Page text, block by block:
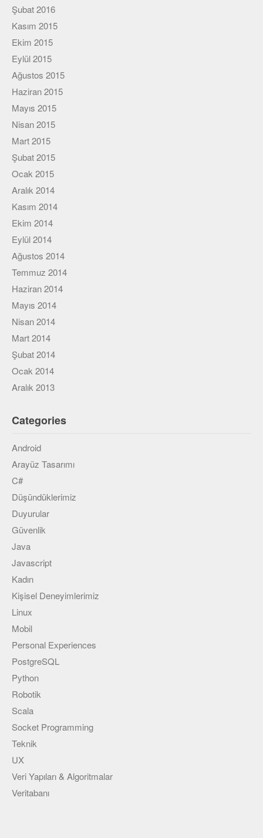
Şubat 2016
Kasım 2015
Ekim 2015
Eylül 2015
Ağustos 2015
Haziran 2015
Mayıs 2015
Nisan 2015
Mart 2015
Şubat 2015
Ocak 2015
Aralık 2014
Kasım 2014
Ekim 2014
Eylül 2014
Ağustos 2014
Temmuz 2014
Haziran 2014
Mayıs 2014
Nisan 2014
Mart 2014
Şubat 2014
Ocak 2014
Aralık 2013
Categories
Android
Arayüz Tasarımı
C#
Düşündüklerimiz
Duyurular
Güvenlik
Java
Javascript
Kadın
Kişisel Deneyimlerimiz
Linux
Mobil
Personal Experiences
PostgreSQL
Python
Robotik
Scala
Socket Programming
Teknik
UX
Veri Yapıları & Algoritmalar
Veritabanı